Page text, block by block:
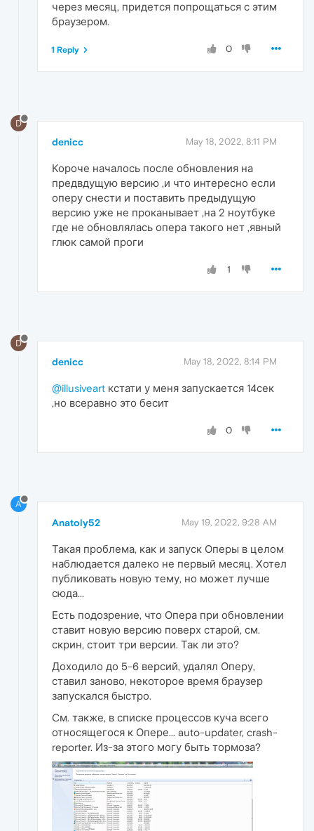
через месяц, придется попрощаться с этим
браузером.
0
1 Reply
D
denicc May 18, 2022, 8:11 PM
Короче началось после обновления на
предвдущую версию ,и что интересно если
оперу снести и поставить предыдущую
версию уже не проканывает ,на 2 ноутбуке
где не обновлялась опера такого нет ,явный
глюк самой проги
1
D
denicc May 18, 2022, 8:14 PM
@illusiveart кстати у меня запускается 14сек
,но всеравно это бесит
0
A
Anatoly52 May 19, 2022, 9:28 AM
Такая проблема, как и запуск Оперы в целом
наблюдается далеко не первый месяц. Хотел
публиковать новую тему, но может лучше
сюда...
Есть подозрение, что Опера при обновлении
ставит новую версию поверх старой, см.
скрин, стоит три версии. Так ли это?
Доходило до 5-6 версий, удалял Оперу,
ставил заново, некоторое время браузер
запускался быстро.
Cм. также, в списке процессов куча всего
относящегося к Опере... auto-updater, crash-
reporter. Из-за этого могу быть тормоза?